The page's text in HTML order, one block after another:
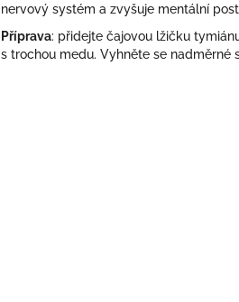
nervový systém a zvyšuje mentální
Příprava: přidejte čajovou lžičku
s trochou medu. Vyhněte se nadměrné